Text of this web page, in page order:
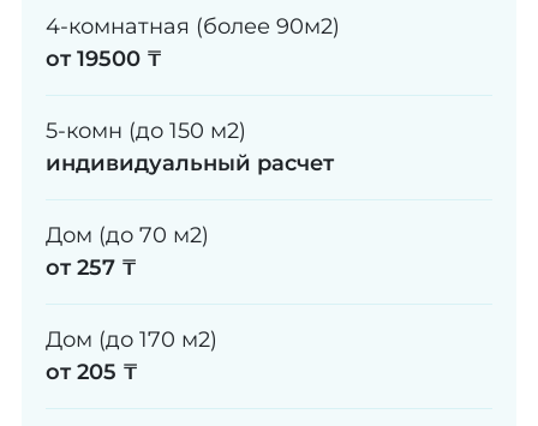
4-комнатная (более 90м2)
от 19500 ₸
5-комн (до 150 м2)
индивидуальный расчет
Дом (до 70 м2)
от 257 ₸
Дом (до 170 м2)
от 205 ₸